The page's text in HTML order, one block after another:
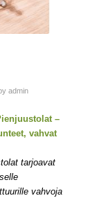
admin
–
vahvat
tarjoavat
vahvoja